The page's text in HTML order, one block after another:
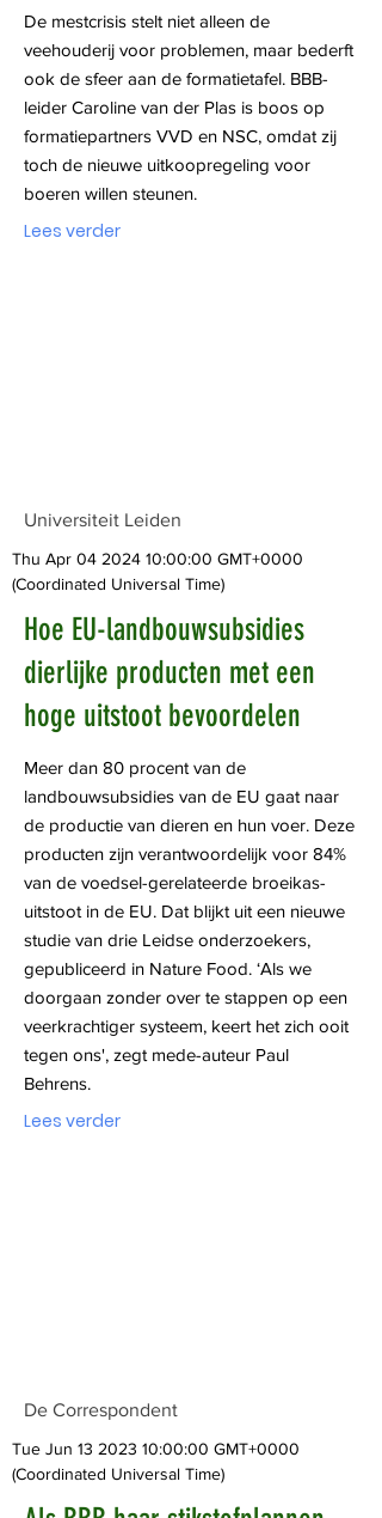
De mestcrisis stelt niet alleen de
veehouderij voor problemen, maar bederft
ook de sfeer aan de formatietafel. BBB-
leider Caroline van der Plas is boos op
formatiepartners VVD en NSC, omdat zij
toch de nieuwe uitkoopregeling voor
boeren willen steunen.
Lees verder
Universiteit Leiden
Thu Apr 04 2024 10:00:00 GMT+0000
(Coordinated Universal Time)
Hoe EU-landbouwsubsidies
dierlijke producten met een
hoge uitstoot bevoordelen
Meer dan 80 procent van de
landbouwsubsidies van de EU gaat naar
de productie van dieren en hun voer. Deze
producten zijn verantwoordelijk voor 84%
van de voedsel-gerelateerde broeikas-
uitstoot in de EU. Dat blijkt uit een nieuwe
studie van drie Leidse onderzoekers,
gepubliceerd in Nature Food. ‘Als we
doorgaan zonder over te stappen op een
veerkrachtiger systeem, keert het zich ooit
tegen ons', zegt mede-auteur Paul
Behrens.
Lees verder
De Correspondent
Tue Jun 13 2023 10:00:00 GMT+0000
(Coordinated Universal Time)